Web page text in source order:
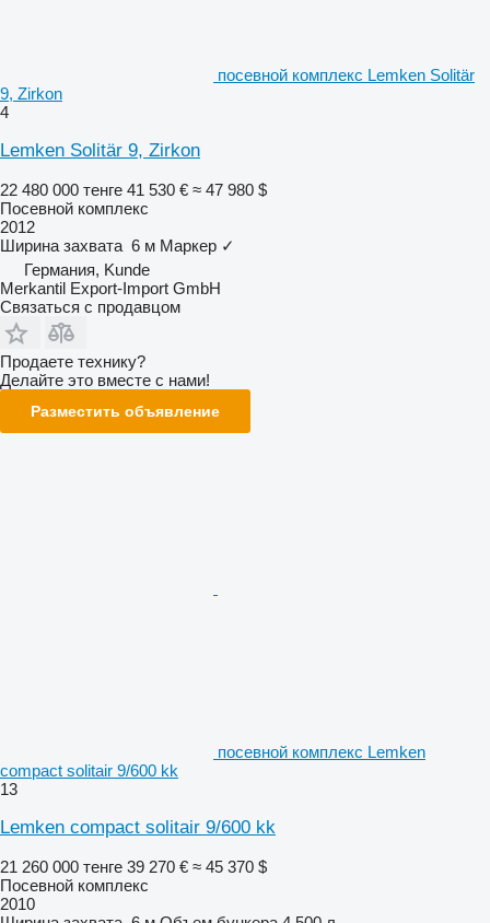
посевной комплекс Lemken Solitär
9, Zirkon
4
Lemken Solitär 9, Zirkon
22 480 000 тенге 41 530 € ≈ 47 980 $
Посевной комплекс
2012
Ширина захвата 6 м Маркер ✓
Германия, Kunde
Merkantil Export-Import GmbH
Связаться с продавцом
Продаете технику?
Делайте это вместе с нами!
Разместить объявление
посевной комплекс Lemken
compact solitair 9/600 kk
13
Lemken compact solitair 9/600 kk
21 260 000 тенге 39 270 € ≈ 45 370 $
Посевной комплекс
2010